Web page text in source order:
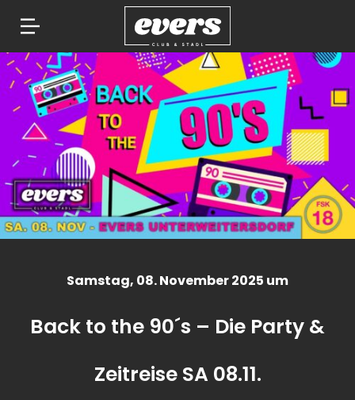
Springe
zum
Inhalt
Samstag, 08. November 2025 um
Back to the 90´s – Die Party &
Zeitreise SA 08.11.